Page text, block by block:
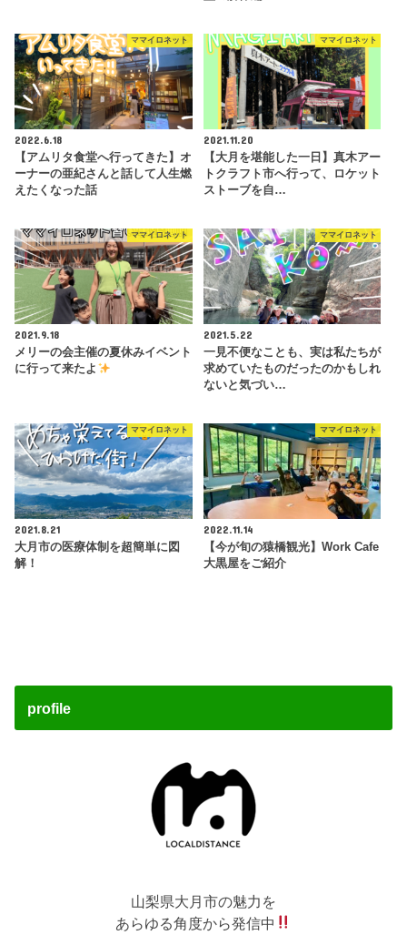
ママイロネット
2022.6.18
【アムリタ食堂へ行ってきた】オ
ーナーの亜紀さんと話して人生燃
えたくなった話
ママイロネット
2021.11.20
【大月を堪能した一日】真木アー
トクラフト市へ行って、ロケット
ストーブを自…
ママイロネット
2021.9.18
メリーの会主催の夏休みイベント
に行って来たよ
ママイロネット
2021.5.22
一見不便なことも、実は私たちが
求めていたものだったのかもしれ
ないと気づい…
ママイロネット
2021.8.21
大月市の医療体制を超簡単に図
解！
ママイロネット
2022.11.14
【今が旬の猿橋観光】Work Cafe
大黒屋をご紹介
profile
山梨県大月市の魅力を
あらゆる角度から発信中